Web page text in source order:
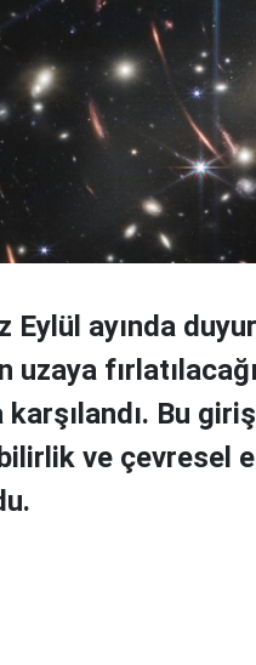
Eylül ayında
uzaya
karşılandı. Bu
ve çevresel